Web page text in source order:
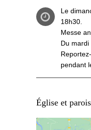
Le
18h30.
Messe
Du mardi
pendant
Église et